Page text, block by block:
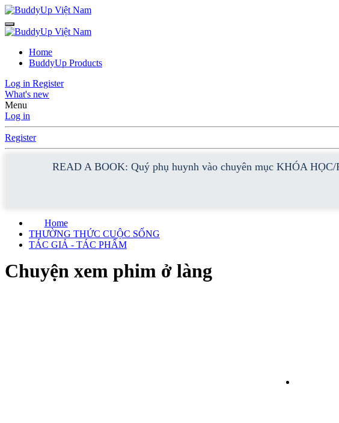
Home
BuddyUp Products
Log in Register
What's new
Menu
Log in
Register
READ A BOOK: Quý phụ huynh vào chuyên mục KHÓA
Home
THƯỜNG THỨC CUỘC SỐNG
TÁC GIẢ - TÁC PHẨM
Chuyện xem phim ở làng